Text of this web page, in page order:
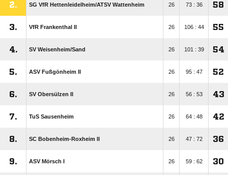
2. SG VfR Hettenleidelheim/​ATSV Wattenheim 26 73 : 36 58
3. VfR Frankenthal II 26 106 : 44 55
4. SV Weisenheim/​Sand 26 101 : 39 54
5. ASV Fußgönheim II 26 95 : 47 52
6. SV Obersülzen II 26 56 : 53 43
7. TuS Sausenheim 26 64 : 48 42
8. SC Bobenheim-Roxheim II 26 47 : 72 36
9. ASV Mörsch I 26 59 : 62 30